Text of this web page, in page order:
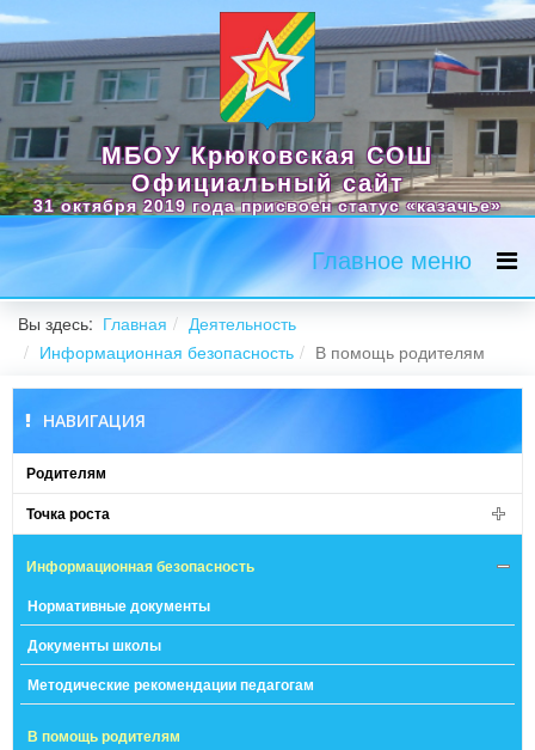
МБОУ Крюковская СОШ
Официальный сайт
31 октября 2019 года присвоен статус «казачье»
Главное меню
Вы здесь: Главная
Деятельность
Информационная безопасность
В помощь родителям
НАВИГАЦИЯ
Родителям
Точка роста
Информационная безопасность
Нормативные документы
Документы школы
Методические рекомендации педагогам
В помощь родителям